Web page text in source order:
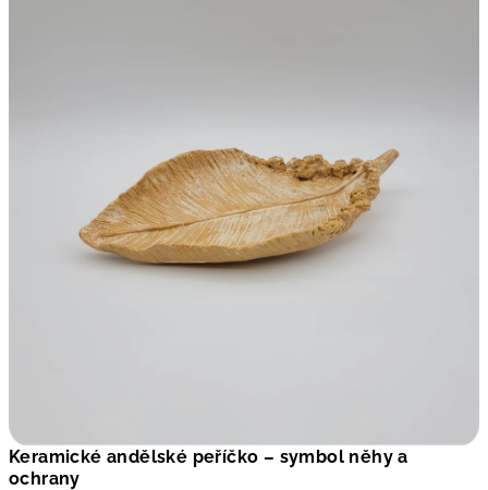
Keramické andělské peříčko – symbol něhy a
ochrany